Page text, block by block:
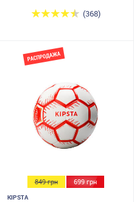
(368)
849 грн 699 грн
KIPSTA